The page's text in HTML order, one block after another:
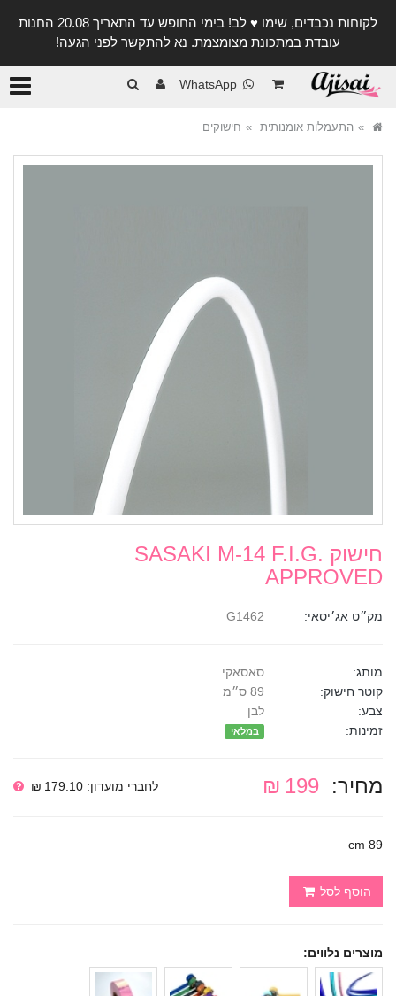
לקוחות נכבדים, שימו ♥️ לב! בימי החופש עד התאריך 20.08 החנות
עובדת במתכונת מצומצמת. נא להתקשר לפני הגעה!
WhatsApp
התעמלות אומנותית חישוקים
חישוק SASAKI M-14 F.I.G.
APPROVED
מק״ט אג׳יסאי:
מותג:
סאסאקי
קוטר חישוק:
צבע:
לבן
זמינות:
במלאי
מחיר: 199 ₪ לחברי מועדון: 179.10 ₪
89 cm
הוסף לסל
מוצרים נלווים: